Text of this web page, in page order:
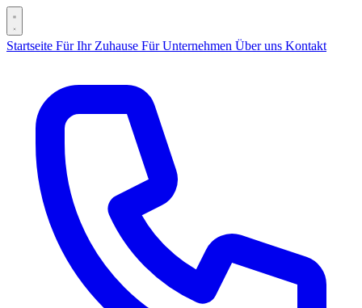
Startseite Für Ihr Zuhause Für Unternehmen Über uns Kontakt